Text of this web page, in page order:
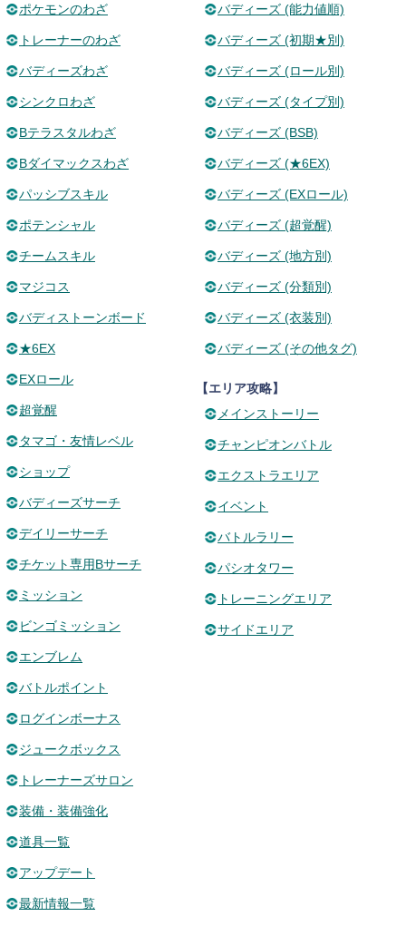
ポケモンのわざ
トレーナーのわざ
バディーズわざ
シンクロわざ
Bテラスタルわざ
Bダイマックスわざ
パッシブスキル
ポテンシャル
チームスキル
マジコス
バディストーンボード
★6EX
EXロール
超覚醒
タマゴ・友情レベル
ショップ
バディーズサーチ
デイリーサーチ
チケット専用Bサーチ
ミッション
ビンゴミッション
エンブレム
バトルポイント
ログインボーナス
ジュークボックス
トレーナーズサロン
装備・装備強化
道具一覧
アップデート
最新情報一覧
バディーズ (能力値順)
バディーズ (初期★別)
バディーズ (ロール別)
バディーズ (タイプ別)
バディーズ (BSB)
バディーズ (★6EX)
バディーズ (EXロール)
バディーズ (超覚醒)
バディーズ (地方別)
バディーズ (分類別)
バディーズ (衣装別)
バディーズ (その他タグ)
【エリア攻略】
メインストーリー
チャンピオンバトル
エクストラエリア
イベント
バトルラリー
パシオタワー
トレーニングエリア
サイドエリア